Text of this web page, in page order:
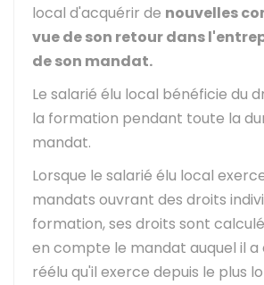
local d'acquérir de nouvelles
vue de son retour dans
de son mandat.
Le salarié élu local bénéficie du
la formation pendant toute la
mandat.
Lorsque le salarié élu local
mandats ouvrant des droits
formation, ses droits sont
en compte le mandat auquel il a
réélu qu'il exerce depuis le plus